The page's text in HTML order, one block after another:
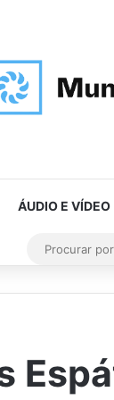
ÁUDIO E VÍDEO